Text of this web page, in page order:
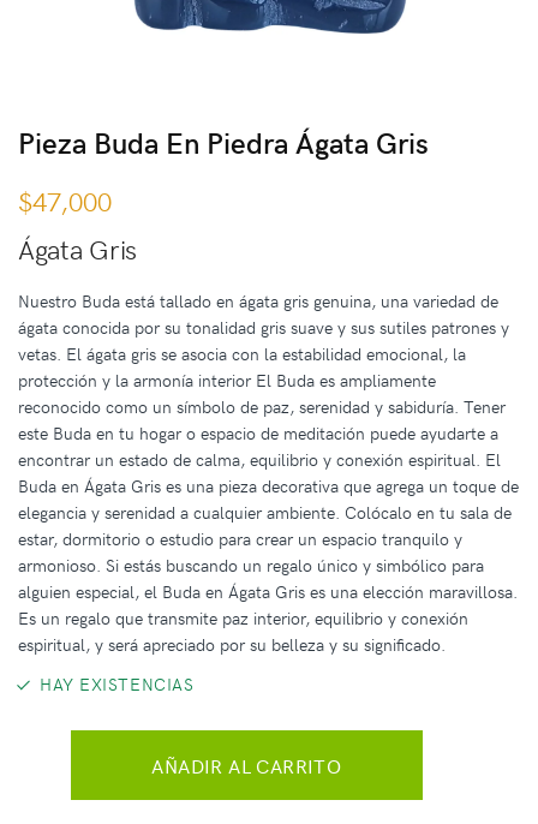
Pieza Buda En Piedra Ágata Gris
$47,000
Ágata Gris
Nuestro Buda está tallado en ágata gris genuina, una variedad de
ágata conocida por su tonalidad gris suave y sus sutiles patrones y
vetas. El ágata gris se asocia con la estabilidad emocional, la
protección y la armonía interior El Buda es ampliamente
reconocido como un símbolo de paz, serenidad y sabiduría. Tener
este Buda en tu hogar o espacio de meditación puede ayudarte a
encontrar un estado de calma, equilibrio y conexión espiritual. El
Buda en Ágata Gris es una pieza decorativa que agrega un toque de
elegancia y serenidad a cualquier ambiente. Colócalo en tu sala de
estar, dormitorio o estudio para crear un espacio tranquilo y
armonioso. Si estás buscando un regalo único y simbólico para
alguien especial, el Buda en Ágata Gris es una elección maravillosa.
Es un regalo que transmite paz interior, equilibrio y conexión
espiritual, y será apreciado por su belleza y su significado.
HAY EXISTENCIAS
AÑADIR AL CARRITO